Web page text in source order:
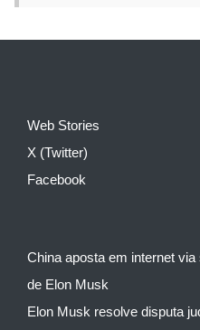
Web Stories
X (Twitter)
Facebook
China aposta em internet
de Elon Musk
Elon Musk resolve disputa